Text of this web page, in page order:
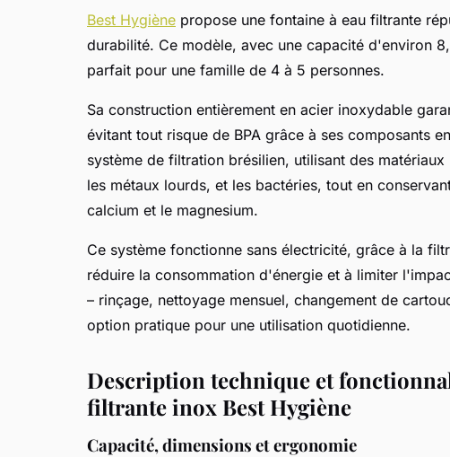
Best Hygiène propose une fontaine à eau filtrante
durabilité. Ce modèle, avec une capacité d'environ
parfait pour une famille de 4 à 5 personnes.
Sa construction entièrement en acier inoxydable
évitant tout risque de BPA grâce à ses composants
système de filtration brésilien, utilisant des
les métaux lourds, et les bactéries, tout en
calcium et le magnesium.
Ce système fonctionne sans électricité, grâce à la
réduire la consommation d'énergie et à limiter
– rinçage, nettoyage mensuel, changement de
option pratique pour une utilisation quotidienne.
Description technique et
filtrante inox Best Hygiène
Capacité, dimensions et ergonomie